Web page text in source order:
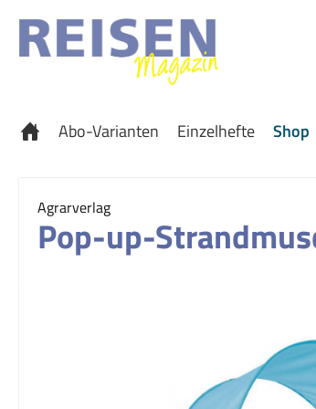
Hauptinhalt springen
Zur Suche springen
Zur Hauptnavigation springen
Abo-Varianten Einzelhefte Shop
Agrarverlag
Pop-up-